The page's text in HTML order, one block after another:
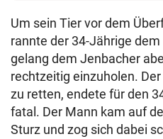
Um sein Tier vor dem
rannte der 34-Jährige
gelang dem Jenbacher
rechtzeitig einzuholen.
zu retten, endete für den
fatal. Der Mann kam auf
Sturz und zog sich dabei